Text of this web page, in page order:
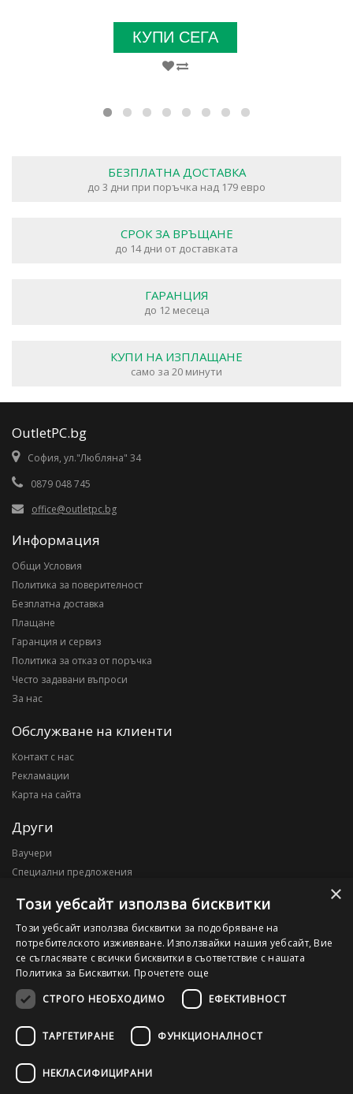
КУПИ СЕГА
БЕЗПЛАТНА ДОСТАВКА
до 3 дни при поръчка над 179 евро
СРОК ЗА ВРЪЩАНЕ
до 14 дни от доставката
ГАРАНЦИЯ
до 12 месеца
КУПИ НА ИЗПЛАЩАНЕ
само за 20 минути
OutletPC.bg
София, ул."Любляна" 34
0879 048 745
office@outletpc.bg
Информация
Общи Условия
Политика за поверителност
Безплатна доставка
Плащане
Гаранция и сервиз
Политика за отказ от поръчка
Често задавани въпроси
За нас
Обслужване на клиенти
Контакт с нас
Рекламации
Карта на сайта
Други
Ваучери
Специални предложения
Моят профил
Моят профил
История на поръчките
Желани продукти
203010795
×
Този уебсайт използва бисквитки
Този уебсайт използва бисквитки за подобряване на
потребителското изживяване. Използвайки нашия уебсайт, Вие
се съгласявате с всички бисквитки в съответствие с нашата
Политика за Бисквитки. Прочетете още
СТРОГО НЕОБХОДИМО
ЕФЕКТИВНОСТ
ТАРГЕТИРАНЕ ФУНКЦИОНАЛНОСТ
НЕКЛАСИФИЦИРАНИ